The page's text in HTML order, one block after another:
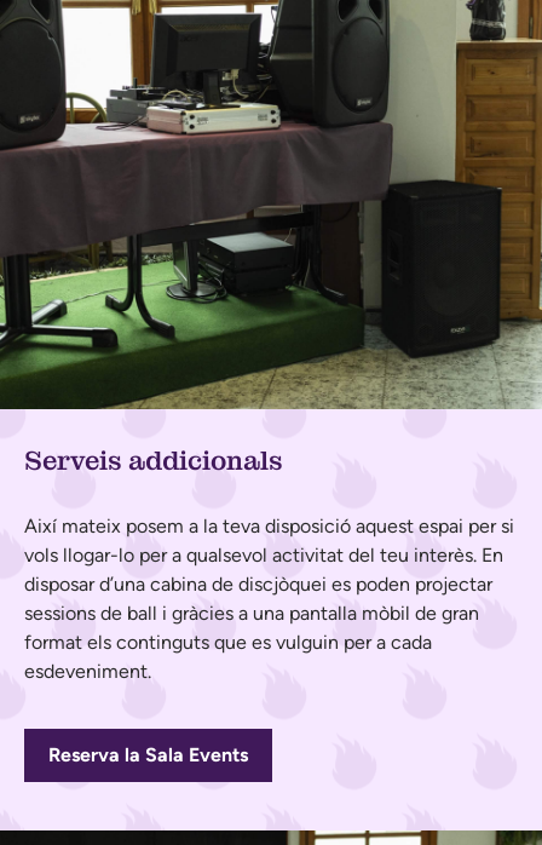
Serveis addicionals
Així mateix posem a la teva disposició aquest espai per si
vols llogar-lo per a qualsevol activitat del teu interès. En
disposar d’una cabina de discjòquei es poden projectar
sessions de ball i gràcies a una pantalla mòbil de gran
format els continguts que es vulguin per a cada
esdeveniment.
Reserva la Sala Events